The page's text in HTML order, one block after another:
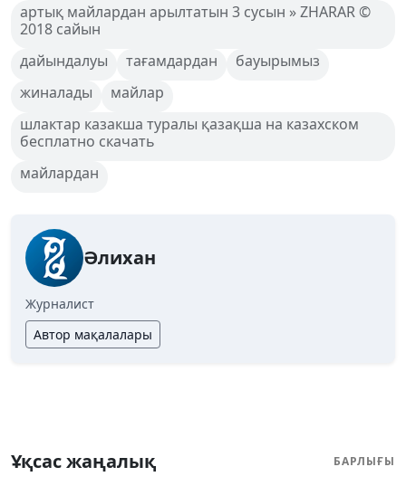
артық майлардан арылтатын 3 сусын » ZHARAR ©
2018 сайын
дайындалуы
тағамдардан
бауырымыз
жиналады
майлар
шлактар казакша туралы қазақша на казахском
бесплатно скачать
майлардан
Әлихан
Журналист
Автор мақалалары
Ұқсас жаңалық БАРЛЫҒЫ